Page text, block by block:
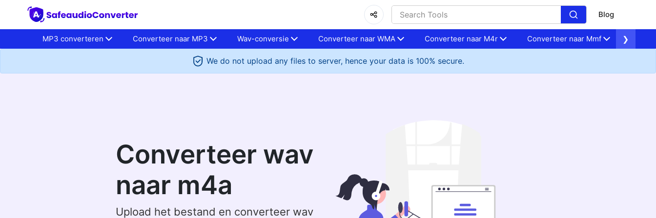
Blog
MP3 converteren Converteer naar MP3 Wav-conversie Converteer naar WMA Converteer naar M4r Converteer naar Mmf ❯
We do not upload any files to server, hence your data is 100% secure.
Converteer wav
naar m4a
Upload het bestand en converteer wav